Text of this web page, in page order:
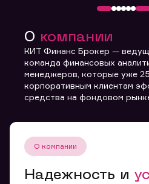
О компании
КИТ Финанс Брокер —
команда финансовых
менеджеров, которые уже
корпоративным клиентам
средства на фондовом
О компании
Надежность и
Комментарий
Вы можете добавить файл
Отправить заявку
Спасибо! Ваше сообщение
свяжемся с Вами в
Спасибо! Ваше сообщение
свяжемся с Вами в
Обращение в
Ваше обращение
информации.
Спасибо! Ваша заявка